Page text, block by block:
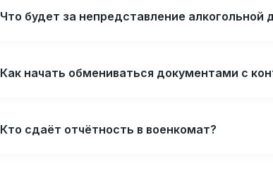
Что будет за непредставление алкогольной
Как начать обмениваться документами с
Кто сдаёт отчётность в военкомат?